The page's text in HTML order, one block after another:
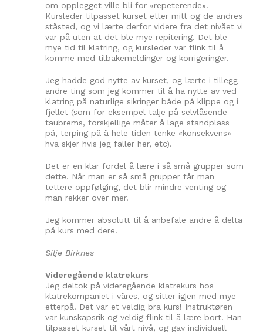
om opplegget ville bli for «repeterende».
Kursleder tilpasset kurset etter mitt og de andres
ståsted, og vi lærte derfor videre fra det nivået vi
var på uten at det ble mye repitering. Det ble
mye tid til klatring, og kursleder var flink til å
komme med tilbakemeldinger og korrigeringer.
Jeg hadde god nytte av kurset, og lærte i tillegg
andre ting som jeg kommer til å ha nytte av ved
klatring på naturlige sikringer både på klippe og i
fjellet (som for eksempel talje på selvlåsende
taubrems, forskjellige måter å lage standplass
på, terping på å hele tiden tenke «konsekvens» –
hva skjer hvis jeg faller her, etc).
Det er en klar fordel å lære i så små grupper som
dette. Når man er så små grupper får man
tettere oppfølging, det blir mindre venting og
man rekker over mer.
Jeg kommer absolutt til å anbefale andre å delta
på kurs med dere.
Silje Birknes
Videregående klatrekurs
Jeg deltok på videregående klatrekurs hos
klatrekompaniet i våres, og sitter igjen med mye
etterpå. Det var et veldig bra kurs! Instruktøren
var kunskapsrik og veldig flink til å lære bort. Han
tilpasset kurset til vårt nivå, og gav individuell